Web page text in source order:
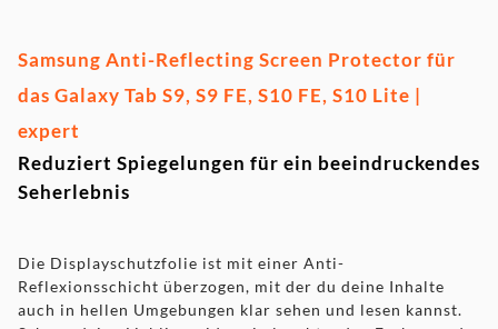
Samsung Anti-Reflecting Screen Protector für
das Galaxy Tab S9, S9 FE, S10 FE, S10 Lite |
expert
Reduziert Spiegelungen für ein beeindruckendes
Seherlebnis
Die Displayschutzfolie ist mit einer Anti-
Reflexionsschicht überzogen, mit der du deine Inhalte
auch in hellen Umgebungen klar sehen und lesen kannst.